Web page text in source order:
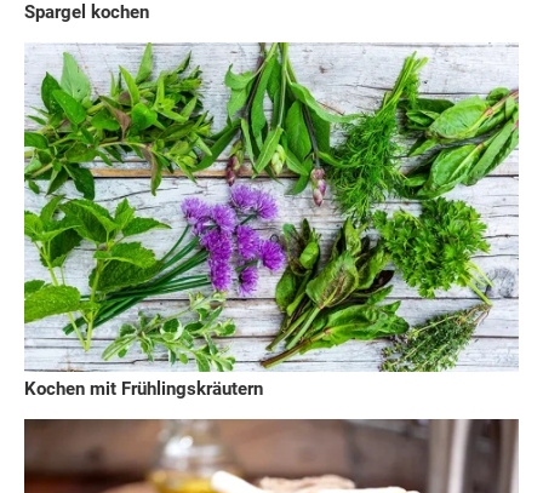
Spargel kochen
Kochen mit Frühlingskräutern